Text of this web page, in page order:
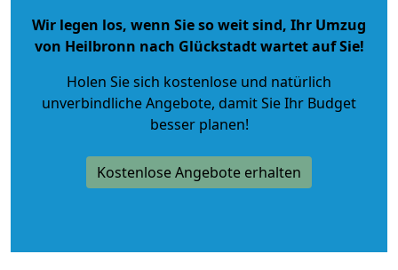
Wir legen los, wenn Sie so weit sind, Ihr Umzug
von Heilbronn nach Glückstadt wartet auf Sie!
Holen Sie sich kostenlose und natürlich
unverbindliche Angebote, damit Sie Ihr Budget
besser planen!
Kostenlose Angebote erhalten